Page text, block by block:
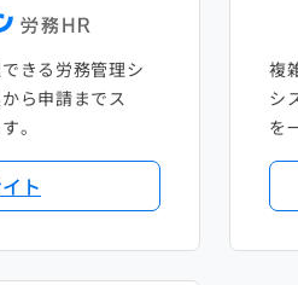
きる労務管理シ
ら申請までス
。
ト
複
シ
を